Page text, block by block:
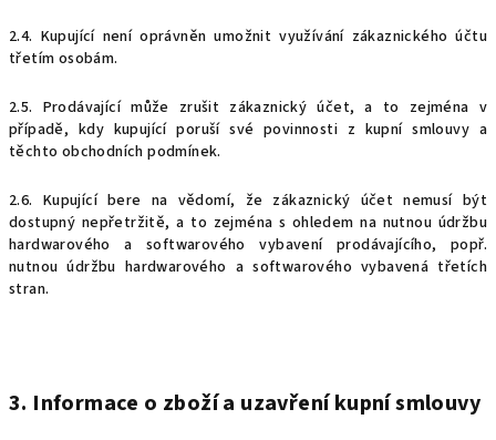
2.4. Kupující není oprávněn umožnit využívání zákaznického účtu
třetím osobám.
2.5. Prodávající může zrušit zákaznický účet, a to zejména v
případě, kdy kupující poruší své povinnosti z kupní smlouvy a
těchto obchodních podmínek.
2.6. Kupující bere na vědomí, že zákaznický účet nemusí být
dostupný nepřetržitě, a to zejména s ohledem na nutnou údržbu
hardwarového a softwarového vybavení prodávajícího, popř.
nutnou údržbu hardwarového a softwarového vybavená třetích
stran.
3. Informace o zboží a uzavření kupní smlouvy